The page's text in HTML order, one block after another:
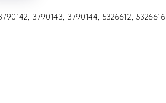
3790143, 3790144, 5326612, 5326616